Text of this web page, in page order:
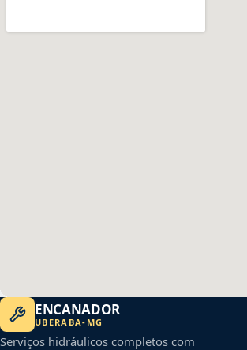
ENCANADOR
UBERABA- MG
Serviços hidráulicos completos com